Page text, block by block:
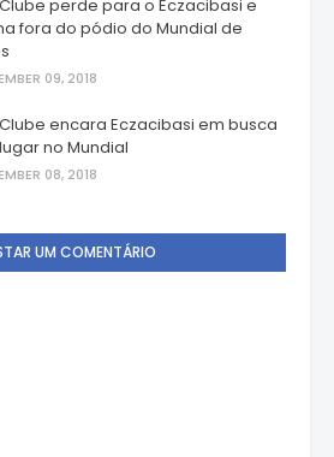
perde para o Eczacibasi e
fora do pódio do Mundial de
09, 2018
encara Eczacibasi em busca
no Mundial
08, 2018
UM COMENTÁRIO